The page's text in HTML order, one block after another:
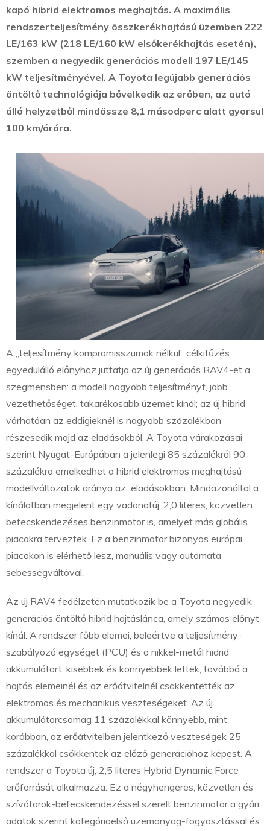
kapó hibrid elektromos meghajtás. A maximális
rendszerteljesítmény összkerékhajtású üzemben 222
LE/163 kW (218 LE/160 kW elsőkerékhajtás esetén),
szemben a negyedik generációs modell 197 LE/145
kW teljesítményével. A Toyota legújabb generációs
öntöltő technológiája bővelkedik az erőben, az autó
álló helyzetből mindössze 8,1 másodperc alatt gyorsul
100 km/órára.
A „teljesítmény kompromisszumok nélkül” célkitűzés
egyedülálló előnyhöz juttatja az új generációs RAV4-et a
szegmensben: a modell nagyobb teljesítményt, jobb
vezethetőséget, takarékosabb üzemet kínál; az új hibrid
várhatóan az eddigieknél is nagyobb százalékban
részesedik majd az eladásokból. A Toyota várakozásai
szerint Nyugat-Európában a jelenlegi 85 százalékról 90
százalékra emelkedhet a hibrid elektromos meghajtású
modellváltozatok aránya az eladásokban. Mindazonáltal a
kínálatban megjelent egy vadonatúj, 2,0 literes, közvetlen
befecskendezéses benzinmotor is, amelyet más globális
piacokra terveztek. Ez a benzinmotor bizonyos európai
piacokon is elérhető lesz, manuális vagy automata
sebességváltóval.
Az új RAV4 fedélzetén mutatkozik be a Toyota negyedik
generációs öntöltő hibrid hajtáslánca, amely számos előnyt
kínál. A rendszer főbb elemei, beleértve a teljesítmény-
szabályozó egységet (PCU) és a nikkel-metál hidrid
akkumulátort, kisebbek és könnyebbek lettek, továbbá a
hajtás elemeinél és az erőátvitelnél csökkentették az
elektromos és mechanikus veszteségeket. Az új
akkumulátorcsomag 11 százalékkal könnyebb, mint
korábban, az erőátvitelben jelentkező veszteségek 25
százalékkal csökkentek az előző generációhoz képest. A
rendszer a Toyota új, 2,5 literes Hybrid Dynamic Force
erőforrását alkalmazza. Ez a négyhengeres, közvetlen és
szívótorok-befecskendezéssel szerelt benzinmotor a gyári
adatok szerint kategóriaelső üzemanyag-fogyasztással és